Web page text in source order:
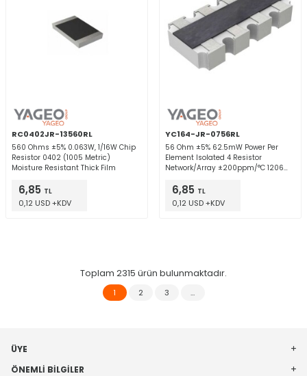
RC0402JR-13560RL
560 Ohms ±5% 0.063W, 1/16W Chip
Resistor 0402 (1005 Metric)
Moisture Resistant Thick Film
6,85 TL
0,12 USD +KDV
YC164-JR-0756RL
56 Ohm ±5% 62.5mW Power Per
Element Isolated 4 Resistor
Network/Array ±200ppm/°C 1206
Terminals
6,85 TL
0,12 USD +KDV
Toplam 2315 ürün bulunmaktadır.
1 2 3 …
ÜYE
ÖNEMLI BILGILER